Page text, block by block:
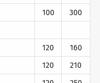
100 300
120
160
120
210